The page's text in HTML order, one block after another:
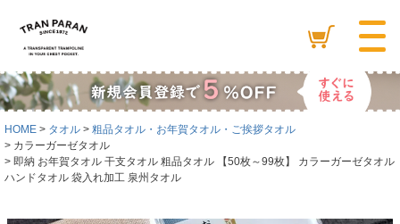
HOME タオル
粗品タオル・お年賀タオル・ご挨拶タオル
カラーガーゼタオル
即納 お年賀タオル 干支タオル 粗品タオル 【50枚～99枚】 カラーガーゼタオル
ハンドタオル 袋入れ加工 泉州タオル